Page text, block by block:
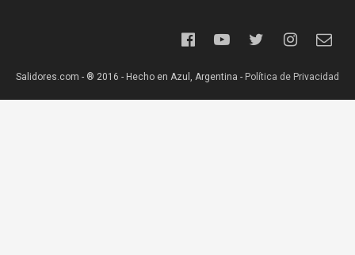
Salidores.com - ® 2016 - Hecho en Azul, Argentina - Política de Privacidad